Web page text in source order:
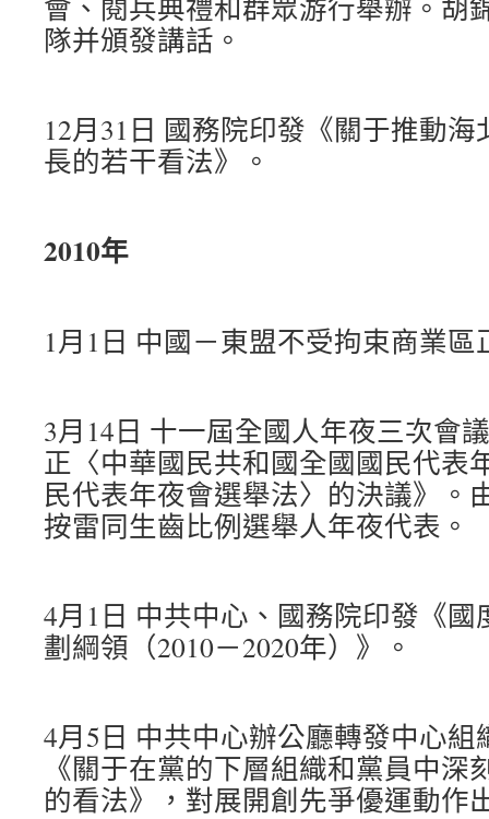
會、閱兵典禮和群眾游行舉辦。胡
隊并頒發講話。
12月31日 國務院印發《關于推動
長的若干看法》。
2010年
1月1日 中國－東盟不受拘束商業
3月14日 十一屆全國人年夜三次會
正〈中華國民共和國全國國民代表
民代表年夜會選舉法〉的決議》。
按雷同生齒比例選舉人年夜代表。
4月1日 中共中心、國務院印發《
劃綱領（2010－2020年）》。
4月5日 中共中心辦公廳轉發中心
《關于在黨的下層組織和黨員中深
的看法》，對展開創先爭優運動作